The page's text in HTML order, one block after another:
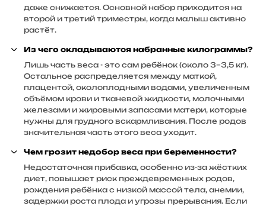
даже снижается. Основной набор приходится на
второй и третий триместры, когда малыш активно
растёт.
Из чего складываются набранные килограммы?
Лишь часть веса - это сам ребёнок (около 3–3,5 кг).
Остальное распределяется между маткой,
плацентой, околоплодными водами, увеличенным
объёмом крови и тканевой жидкости, молочными
железами и жировыми запасами матери, которые
нужны для грудного вскармливания. После родов
значительная часть этого веса уходит.
Чем грозит недобор веса при беременности?
Недостаточная прибавка, особенно из-за жёстких
диет, повышает риск преждевременных родов,
рождения ребёнка с низкой массой тела, анемии,
задержки роста плода и угрозы прерывания. Если